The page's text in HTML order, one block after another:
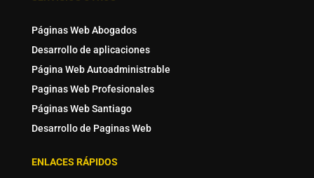
Páginas Web Abogados
Desarrollo de aplicaciones
Página Web Autoadministrable
Paginas Web Profesionales
Páginas Web Santiago
Desarrollo de Paginas Web
ENLACES RÁPIDOS